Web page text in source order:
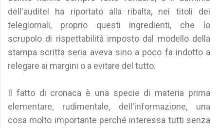
dell'auditel ha riportato alla ribalta, nei titoli dei
telegiornali, proprio questi ingredienti, che lo
scrupolo di rispettabilità imposto dal modello della
stampa scritta seria aveva sino a poco fa indotto a
relegare ai margini o a evitare del tutto.
Il fatto di cronaca è una specie di materia prima
elementare, rudimentale, dell'informazione, una
cosa molto importante perché interessa tutti senza